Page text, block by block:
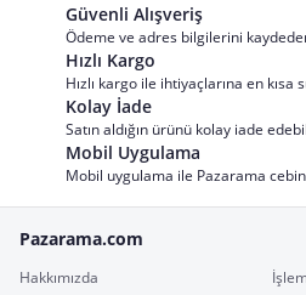
Güvenli Alışveriş
Ödeme ve adres bilgilerini
Hızlı Kargo
Hızlı kargo ile ihtiyaçlarına en kısa
Kolay İade
Satın aldığın ürünü kolay iade
Mobil Uygulama
Mobil uygulama ile Pazarama
Pazarama.com
Hakkımızda